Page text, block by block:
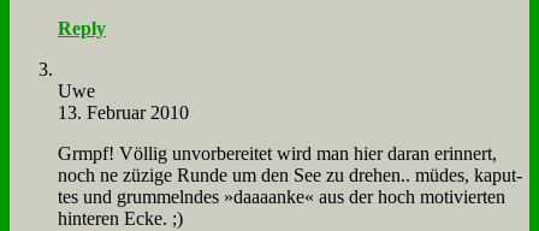
Reply
Uwe
13. Februar 2010
Grmpf! Völ­lig un­vor­be­rei­tet wird man hier dar­an er­in­nert,
noch ne zü­zi­ge Run­de um den See zu dre­hen.. mü­des, ka­put­
tes und grum­meln­des »da­aa­an­ke« aus der hoch mo­ti­vier­ten
hin­te­ren Ecke. ;)